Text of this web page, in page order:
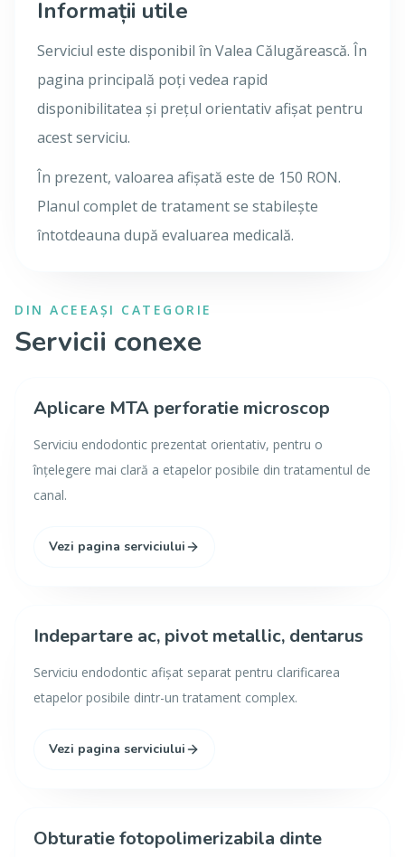
Informații utile
Serviciul este disponibil în Valea Călugărească. În
pagina principală poți vedea rapid
disponibilitatea și prețul orientativ afișat pentru
acest serviciu.
În prezent, valoarea afișată este de 150 RON.
Planul complet de tratament se stabilește
întotdeauna după evaluarea medicală.
DIN ACEEAȘI CATEGORIE
Servicii conexe
Aplicare MTA perforatie microscop
Serviciu endodontic prezentat orientativ, pentru o
înțelegere mai clară a etapelor posibile din tratamentul de
canal.
Vezi pagina serviciului
Indepartare ac, pivot metallic, dentarus
Serviciu endodontic afișat separat pentru clarificarea
etapelor posibile dintr-un tratament complex.
Vezi pagina serviciului
Obturatie fotopolimerizabila dinte